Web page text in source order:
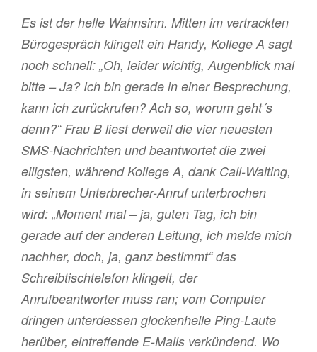
Es ist der helle Wahnsinn. Mitten im vertrackten
Bürogespräch klingelt ein Handy, Kollege A sagt
noch schnell: „Oh, leider wichtig, Augenblick mal
bitte – Ja? Ich bin gerade in einer Besprechung,
kann ich zurückrufen? Ach so, worum geht´s
denn?“ Frau B liest derweil die vier neuesten
SMS-Nachrichten und beantwortet die zwei
eiligsten, während Kollege A, dank Call-Waiting,
in seinem Unterbrecher-Anruf unterbrochen
wird: „Moment mal – ja, guten Tag, ich bin
gerade auf der anderen Leitung, ich melde mich
nachher, doch, ja, ganz bestimmt“ das
Schreibtischtelefon klingelt, der
Anrufbeantworter muss ran; vom Computer
dringen unterdessen glockenhelle Ping-Laute
herüber, eintreffende E-Mails verkündend. Wo